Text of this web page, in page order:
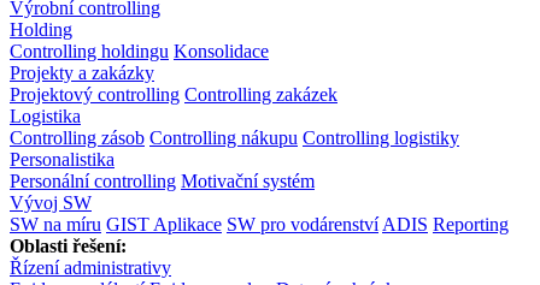
Výrobní controlling
Holding
Controlling holdingu Konsolidace
Projekty a zakázky
Projektový controlling Controlling zakázek
Logistika
Controlling zásob Controlling nákupu Controlling logistiky
Personalistika
Personální controlling Motivační systém
Vývoj SW
SW na míru GIST Aplikace SW pro vodárenství ADIS Reporting
Oblasti řešení:
Řízení administrativy